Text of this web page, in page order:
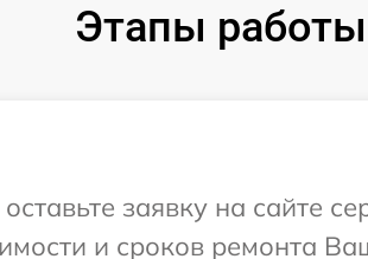
Этапы работы
заявку на сайте
и сроков ремонта